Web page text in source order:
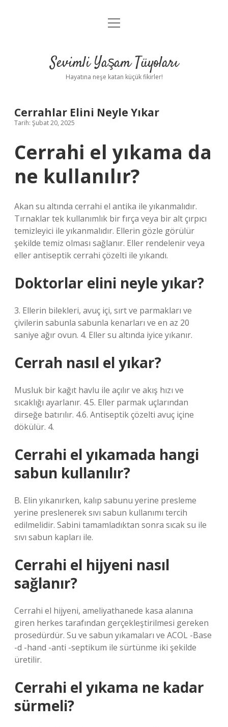
Anasayfa
Yasal Uyarı
menüyü
Sevimli Yaşam Tüyoları
Hayatına neşe katan küçük fikirler!
Cerrahlar Elini Neyle Yıkar
Tarih: Şubat 20, 2025
Cerrahi el yıkama da
ne kullanılır?
Akan su altında cerrahi el antika ile yıkanmalıdır.
Tırnaklar tek kullanımlık bir fırça veya bir alt çırpıcı
temizleyici ile yıkanmalıdır. Ellerin gözle görülür
şekilde temiz olması sağlanır. Eller rendelenir veya
eller antiseptik cerrahi çözelti ile yıkandı.
Doktorlar elini neyle yıkar?
3. Ellerin bilekleri, avuç içi, sırt ve parmakları ve
çivilerin sabunla sabunla kenarları ve en az 20
saniye ağır ovun. 4. Eller su altında iyice yıkanır.
Cerrah nasıl el yıkar?
Musluk bir kağıt havlu ile açılır ve akış hızı ve
sıcaklığı ayarlanır. 4.5. Eller parmak uçlarından
dirseğe batırılır. 4.6. Antiseptik çözelti avuç içine
dökülür. 4.
Cerrahi el yıkamada hangi
sabun kullanılır?
B. Elin yıkanırken, kalıp sabunu yerine presleme
yerine preslenerek sıvı sabun kullanımı tercih
edilmelidir. Sabini tamamladıktan sonra sıcak su ile
sıvı sabun kapları ile.
Cerrahi el hijyeni nasıl
sağlanır?
Cerrahi el hijyeni, ameliyathanede kasa alanına
giren herkes tarafından gerçekleştirilmesi gereken
prosedürdür. Su ve sabun yıkamaları ve ACOL -Base
-d -hand -anti -septikum ile sürtünme iki şekilde
üretilir.
Cerrahi el yıkama ne kadar
sürmeli?